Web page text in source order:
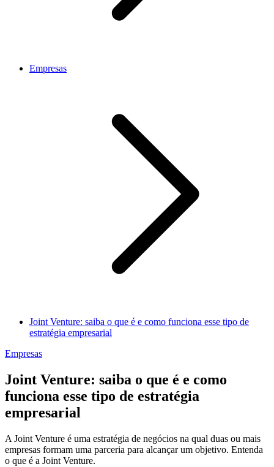
Empresas
Joint Venture: saiba o que é e como funciona esse tipo de
estratégia empresarial
Empresas
Joint Venture: saiba o que é e como
funciona esse tipo de estratégia
empresarial
A Joint Venture é uma estratégia de negócios na qual duas ou mais
empresas formam uma parceria para alcançar um objetivo. Entenda
o que é a Joint Venture.